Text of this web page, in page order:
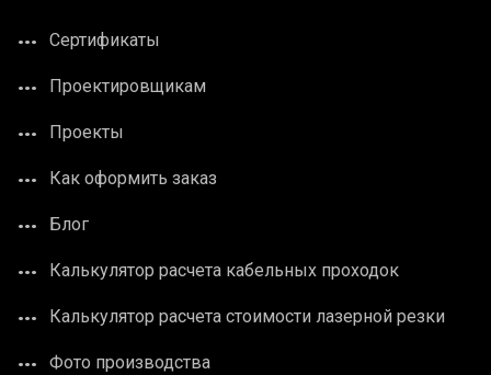
Сертификаты
Проектировщикам
Проекты
Как оформить заказ
Блог
Калькулятор расчета кабельных проходок
Калькулятор расчета стоимости лазерной резки
Фото производства